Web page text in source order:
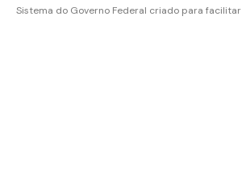
Sistema do Governo Federal criado para